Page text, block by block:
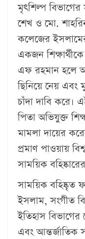
মৃৎশিল্প বিভাগের
শেখ ও মো.
কলেজের
একজন
এফ রহমান হলে
ছিনিয়ে নেয় এবং
চাঁদা দাবি করে।
পিতা অভিযুক্ত
মামলা দায়ের
প্রমাণ পাওয়ায়
সাময়িক
সাময়িক বহিষ্কৃত
ইসলাম, সংগীত
ইতিহাস
এবং আন্তর্জাতিক